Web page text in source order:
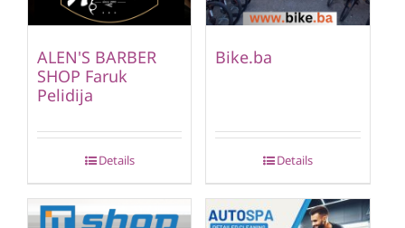
ALEN'S BARBER
SHOP Faruk
Pelidija
Details
Bike.ba
Details